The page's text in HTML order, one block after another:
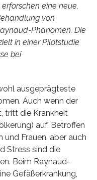
eine neue,
von
Phänomen. Die
in einer Pilotstudie
bei
ausgeprägteste
Auch wenn der
tritt die Krankheit
auf. Betroffen
und Frauen, aber auch
Stress sind die
Beim Raynaud-
Gefäßerkrankung,